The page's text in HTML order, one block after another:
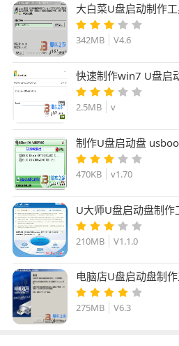
大白菜U盘启动制作
特别版)
342MB V4.6
快速制作win7 U盘启
USB DVD Tool)
版
2.5MB v
制作U盘启动盘
470KB v1.70
U大师U盘启动盘制作
装版(283M)
210MB V1.1.0
电脑店U盘启动盘制
手） 官方同步更新
275MB V6.3